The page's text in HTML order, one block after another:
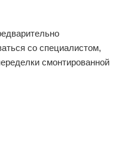
со специалистом,
смонтированной